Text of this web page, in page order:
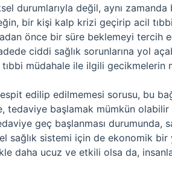
durumlarıyla değil, aynı
bir kişi kalp krizi geçirip acil
önce bir süre beklemeyi tercih
ciddi sağlık sorunlarına yol
müdahale ile ilgili
edilip edilmemesi sorusu, bu
tedaviye başlamak mümkün
geç başlanması durumunda,
sağlık sistemi için de ekonomik
daha ucuz ve etkili olsa da,